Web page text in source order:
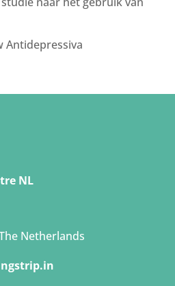
Antidepressiva
NL
Netherlands